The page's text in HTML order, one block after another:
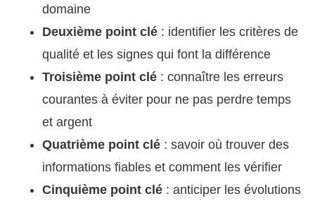
domaine
Deuxième point clé : identifier les critères de
qualité et les signes qui font la différence
Troisième point clé : connaître les erreurs
courantes à éviter pour ne pas perdre temps
et argent
Quatrième point clé : savoir où trouver des
informations fiables et comment les vérifier
Cinquième point clé : anticiper les évolutions